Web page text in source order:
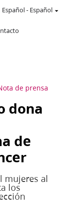
Español- Español
de prensa
dona
de
mujeres al
los